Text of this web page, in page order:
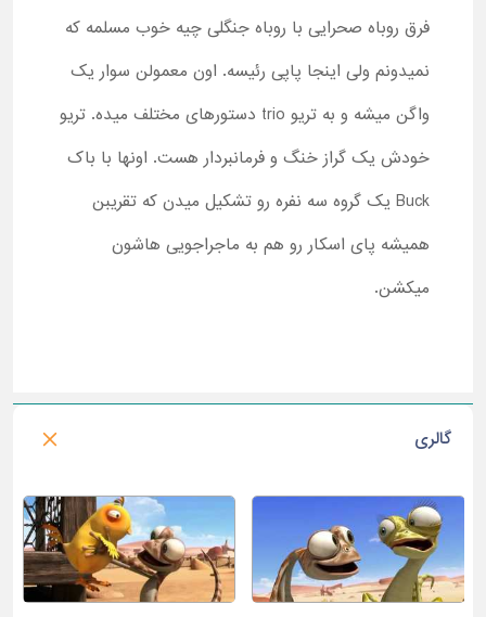
فرق روباه صحرایی با روباه جنگلی چیه خوب مسلمه که
نمیدونم ولی اینجا پاپی رئیسه. اون معمولن سوار یک
واگن میشه و به تریو trio دستورهای مختلف میده. تریو
خودش یک گراز خنگ و فرمانبردار هست. اونها با باک
Buck یک گروه سه نفره رو تشکیل میدن که تقریبن
همیشه پای اسکار رو هم به ماجراجویی هاشون
میکشن.
گالری